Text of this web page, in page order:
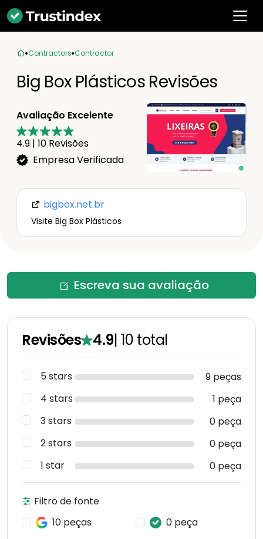
Contractors Contractor
Big Box Plásticos Revisões
Avaliação Excelente
4.9 | 10 Revisões
Empresa Verificada
bigbox.net.br
Visite Big Box Plásticos
Escreva sua avaliação
Revisões 4.9| 10 total
5 stars
9 peças
4 stars
1 peça
3 stars
0 peça
2 stars
0 peça
1 star
0 peça
Filtro de fonte
10 peças
0 peça